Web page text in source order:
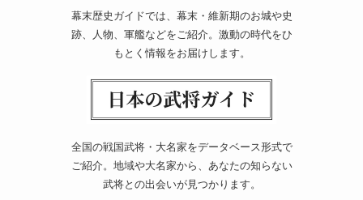
幕末歴史ガイドでは、幕末・維新期のお城や史
跡、人物、軍艦などをご紹介。激動の時代をひ
もとく情報をお届けします。
全国の戦国武将・大名家をデータベース形式で
ご紹介。地域や大名家から、あなたの知らない
武将との出会いが見つかります。